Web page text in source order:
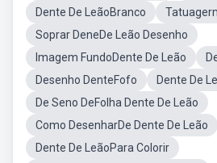
Dente De LeãoBranco
Soprar DeneDe Leão Desenho
Imagem FundoDente De Leão
Desenho DenteFofo
Dente De
De Seno DeFolha Dente De Leão
Como DesenharDe Dente De Leão
Dente De LeãoPara Colorir